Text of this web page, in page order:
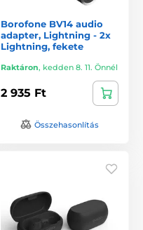
Borofone BV14 audio
adapter, Lightning - 2x
Lightning, fekete
Raktáron, kedden 8. 11. Önnél
2 935 Ft
Összehasonlítás